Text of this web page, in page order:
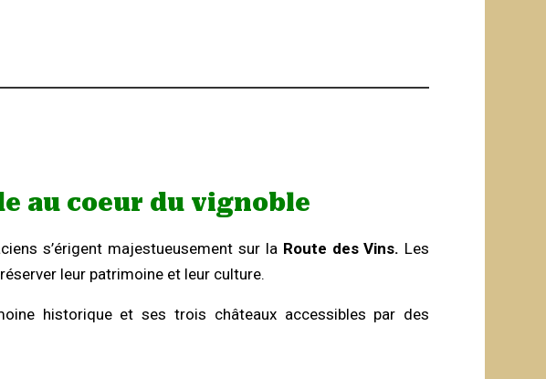
au coeur du vignoble
s’érigent majestueusement sur la Route des Vins. Les
leur patrimoine et leur culture.
historique et ses trois châteaux accessibles par des